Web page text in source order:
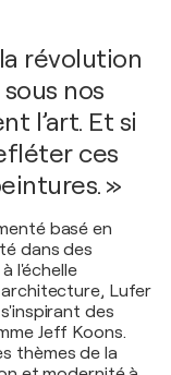
révolution
nos
l’art. Et si
ces
»
basé en
dans des
l'échelle
Lufer
des
Jeff Koons.
thèmes de la